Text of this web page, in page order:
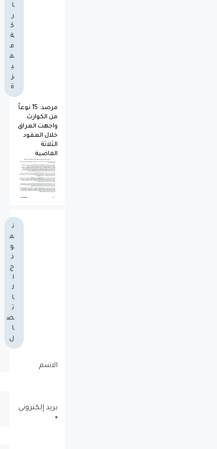
ا
ر
ك
ة
م
م
ي
ز
ة
مرصد: 15 نوعاً
من الكوارث
واجهت العراق
خلال العقود
الثلاثة
الماضية
ن
م
و
ذ
ج
ا
ل
ا
ت
ص
ا
ل
الاسم
بريد إلكتروني
*